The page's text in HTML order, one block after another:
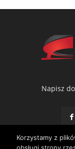
Napisz
Korzystamy z